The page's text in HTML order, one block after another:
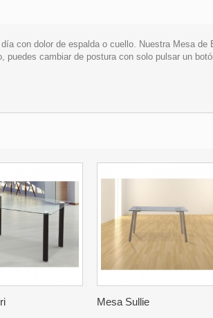
con dolor de espalda o cuello. Nuestra Mesa
cambiar de postura con solo pulsar un
Mesa Sullie